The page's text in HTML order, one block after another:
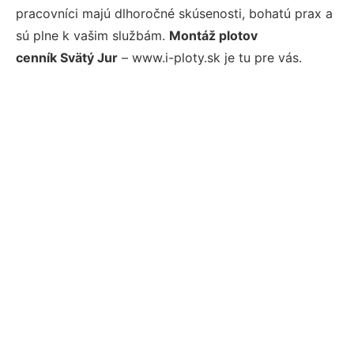
pracovníci majú dlhoročné skúsenosti, bohatú prax a
sú plne k vašim službám. Montáž plotov
cenník Svätý Jur – www.i-ploty.sk je tu pre vás.